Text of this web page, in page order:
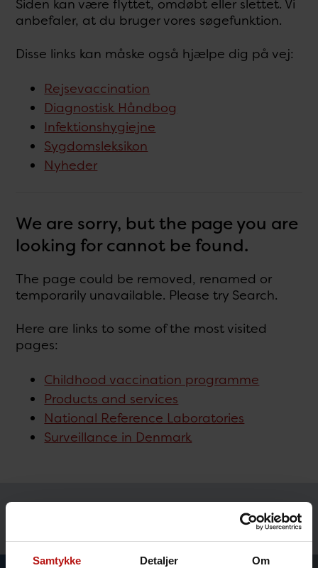
Samtykke Detaljer Om
Siden kan være flyttet, omdøbt eller slettet. Vi
anbefaler, at du bruger vores søgefunktion.
Disse links kan måske også hjælpe dig på vej:
Rejsevaccination
Diagnostisk Håndbog
Infektionshygiejne
Sygdomsleksikon
Nyheder
We are sorry, but the page you are
looking for cannot be found.
The page could be removed, renamed or
temporarily unavailable. Please try Search.
Here are links to some of the most visited
pages:
Childhood vaccination programme
Products and services
National Reference Laboratories
Surveillance in Denmark